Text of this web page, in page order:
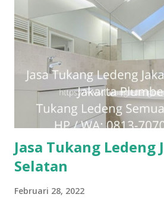
Jasa Tukang Ledeng
Selatan
Februari 28, 2022